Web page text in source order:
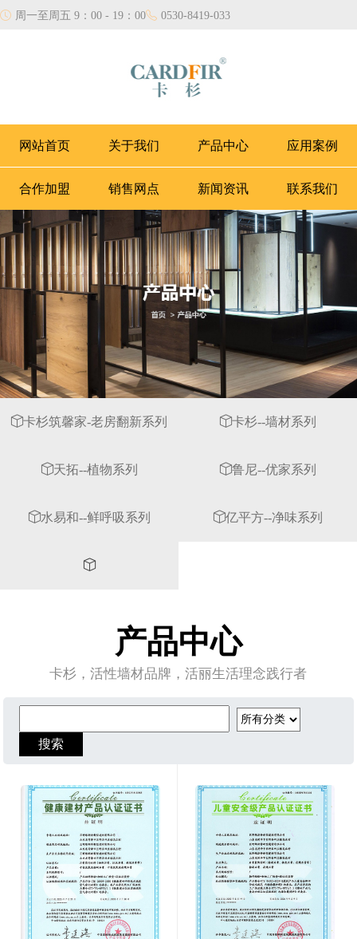
周一至周五 9：00 - 19：00 0530-8419-033
网站首页 关于我们 产品中心 应用案例
合作加盟 销售网点 新闻资讯 联系我们
卡杉筑馨家-老房翻新系列 卡杉--墙材系列
天拓--植物系列 鲁尼--优家系列
水易和--鲜呼吸系列 亿平方--净味系列
产品中心
卡杉，活性墙材品牌，活丽生活理念践行者